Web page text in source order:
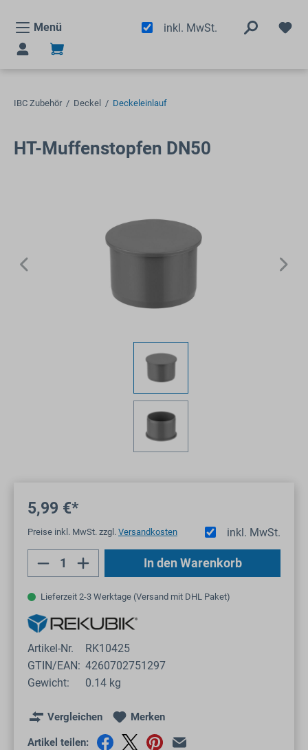
Menü
inkl. MwSt.
IBC Zubehör / Deckel / Deckeleinlauf
HT-Muffenstopfen DN50
5,99 €*
inkl. MwSt.
Preise inkl. MwSt. zzgl. Versandkosten
Produkt Anzahl: Gib den gewünschten
In den Warenkorb
Lieferzeit 2-3 Werktage (Versand mit DHL Paket)
Artikel-Nr.
RK10425
GTIN/EAN: 4260702751297
Gewicht:
0.14 kg
Vergleichen Merken
Artikel teilen: